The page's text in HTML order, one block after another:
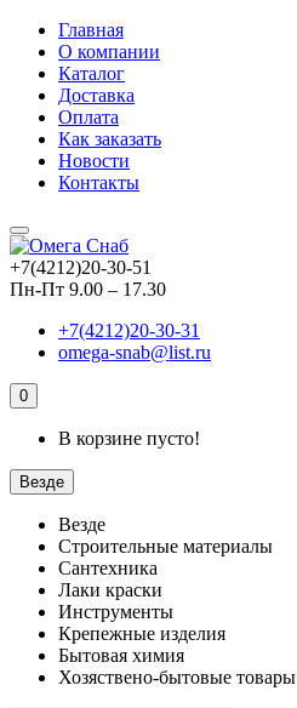
Главная
О компании
Каталог
Доставка
Оплата
Как заказать
Новости
Контакты
+7(4212)20-30-51
Пн-Пт 9.00 – 17.30
+7(4212)20-30-31
omega-snab@list.ru
0
В корзине пусто!
Везде
Везде
Строительные материалы
Сантехника
Лаки краски
Инструменты
Крепежные изделия
Бытовая химия
Хозяствено-бытовые товары